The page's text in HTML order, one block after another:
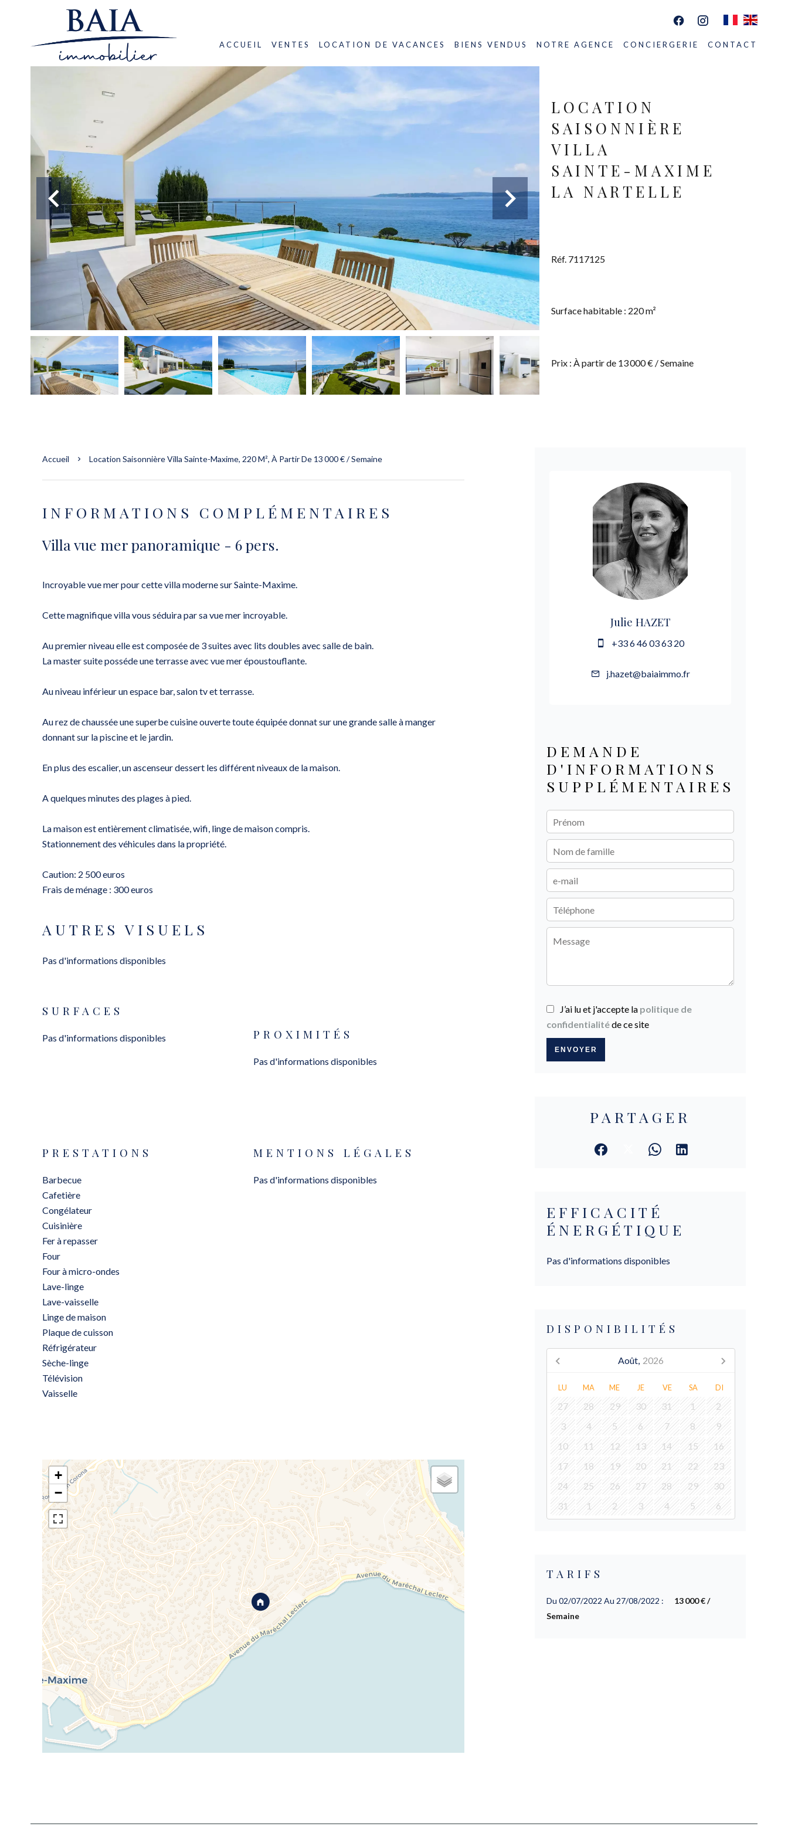
ACCUEIL VENTES LOCATION DE VACANCES BIENS VENDUS NOTRE AGENCE CONCIERGERIE CONTACT
LOCATION
SAISONNIÈRE
VILLA
SAINTE-MAXIME
LA NARTELLE
Réf. 7117125
Surface habitable : 220 m²
Prix : À partir de 13 000 € / Semaine
Accueil Location Saisonnière Villa Sainte-Maxime, 220 M², À Partir De 13 000 € / Semaine
INFORMATIONS COMPLÉMENTAIRES
Villa vue mer panoramique - 6 pers.
Incroyable vue mer pour cette villa moderne sur Sainte-Maxime.
Cette magnifique villa vous séduira par sa vue mer incroyable.
Au premier niveau elle est composée de 3 suites avec lits doubles avec salle de bain.
La master suite posséde une terrasse avec vue mer époustouflante.
Au niveau inférieur un espace bar, salon tv et terrasse.
Au rez de chaussée une superbe cuisine ouverte toute équipée donnat sur une grande salle à manger
donnant sur la piscine et le jardin.
En plus des escalier, un ascenseur dessert les différent niveaux de la maison.
A quelques minutes des plages à pied.
La maison est entièrement climatisée, wifi, linge de maison compris.
Stationnement des véhicules dans la propriété.
Caution: 2 500 euros
Frais de ménage : 300 euros
AUTRES VISUELS
Pas d'informations disponibles
SURFACES
Pas d'informations disponibles PROXIMITÉS
Pas d'informations disponibles
PRESTATIONS
Barbecue
Cafetière
Congélateur
Cuisinière
Fer à repasser
Four
Four à micro-ondes
Lave-linge
Lave-vaisselle
Linge de maison
Plaque de cuisson
Réfrigérateur
Sèche-linge
Télévision
Vaisselle
MENTIONS LÉGALES
Pas d'informations disponibles
+
−
Julie HAZET
+33 6 46 03 63 20
j.hazet@baiaimmo.fr
DEMANDE
D'INFORMATIONS
SUPPLÉMENTAIRES
J’ai lu et j'accepte la politique de
confidentialitéde ce site
ENVOYER
PARTAGER
EFFICACITÉ
ÉNERGÉTIQUE
Pas d'informations disponibles
DISPONIBILITÉS
Août, 2026
LU MA ME JE VE SA DI
27 28 29 30 31 1
2
3
4 5 6 7 8
9
10
11 12 13 14 15
16
17
18 19 20 21 22
23
24
25 26 27 28 29
30
31
1 2 3 4 5 6
TARIFS
Du 02/07/2022 Au 27/08/2022 :
13 000 € /
Semaine